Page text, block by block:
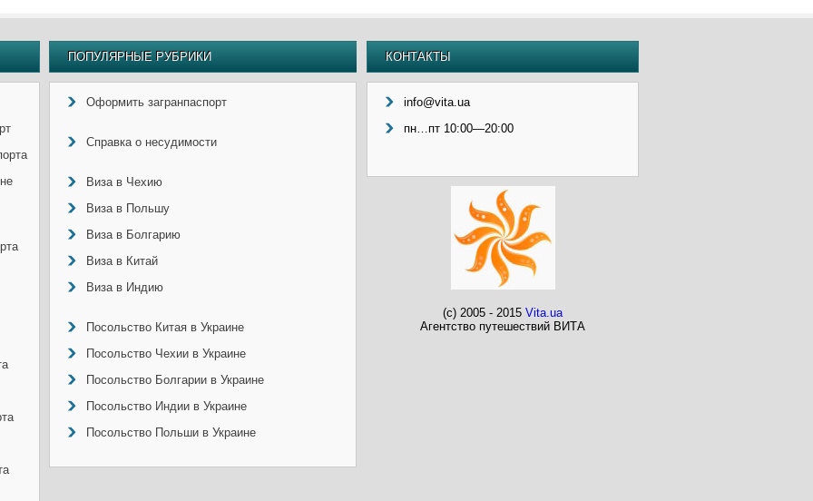
ПОПУЛЯРНЫЕ РУБРИКИ
Оформить загранпаспорт
Справка о несудимости
Виза в Чехию
Виза в Польшу
Виза в Болгарию
Виза в Китай
Виза в Индию
Посольство Китая в Украине
Посольство Чехии в Украине
Посольство Болгарии в Украине
Посольство Индии в Украине
Посольство Польши в Украине
КОНТАКТЫ
info@vita.ua
пн…пт 10:00—20:00
(c) 2005 - 2015 Vita.ua
Агентство путешествий ВИТА